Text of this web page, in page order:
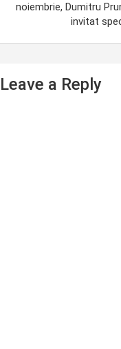
noiembrie, Dumitru
invitat
Leave a Reply